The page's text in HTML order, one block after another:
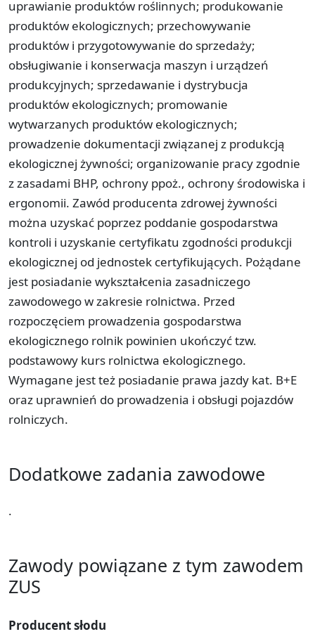
uprawianie produktów roślinnych; produkowanie
produktów ekologicznych; przechowywanie
produktów i przygotowywanie do sprzedaży;
obsługiwanie i konserwacja maszyn i urządzeń
produkcyjnych; sprzedawanie i dystrybucja
produktów ekologicznych; promowanie
wytwarzanych produktów ekologicznych;
prowadzenie dokumentacji związanej z produkcją
ekologicznej żywności; organizowanie pracy zgodnie
z zasadami BHP, ochrony ppoż., ochrony środowiska i
ergonomii. Zawód producenta zdrowej żywności
można uzyskać poprzez poddanie gospodarstwa
kontroli i uzyskanie certyfikatu zgodności produkcji
ekologicznej od jednostek certyfikujących. Pożądane
jest posiadanie wykształcenia zasadniczego
zawodowego w zakresie rolnictwa. Przed
rozpoczęciem prowadzenia gospodarstwa
ekologicznego rolnik powinien ukończyć tzw.
podstawowy kurs rolnictwa ekologicznego.
Wymagane jest też posiadanie prawa jazdy kat. B+E
oraz uprawnień do prowadzenia i obsługi pojazdów
rolniczych.
Dodatkowe zadania zawodowe
.
Zawody powiązane z tym zawodem
ZUS
Producent słodu